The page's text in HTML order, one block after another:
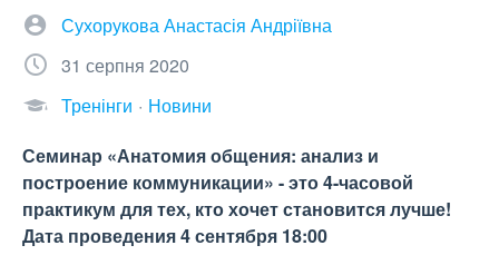
Сухорукова Анастасія Андріївна
31 серпня 2020
Тренінги
Новини
Семинар «Анатомия общения: анализ и
построение коммуникации» - это 4-часовой
практикум для тех, кто хочет становится лучше!
Дата проведения 4 сентября 18:00